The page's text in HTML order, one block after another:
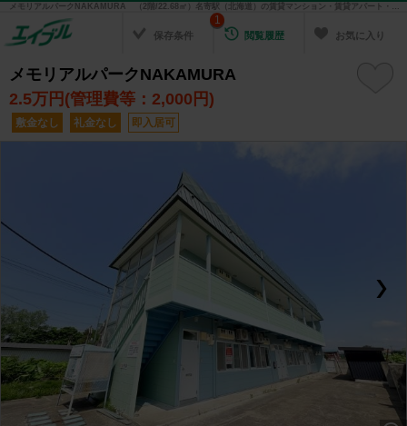
メモリアルパークNAKAMURA （2階/22.68㎡）名寄駅（北海道）の賃貸マンション・賃貸アパート・賃貸住宅の不動産情報を検索！ 不動産賃貸の物件探しは、お部屋探しのエイブル
保存条件 閲覧履歴
1
お気に入り
メモリアルパークNAKAMURA
2.5万円(管理費等：2,000円)
敷金なし 礼金なし 即入居可